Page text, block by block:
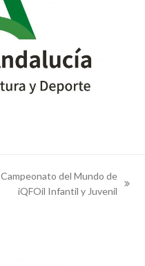
Campeonato del Mundo de
iQFOil Infantil y Juvenil